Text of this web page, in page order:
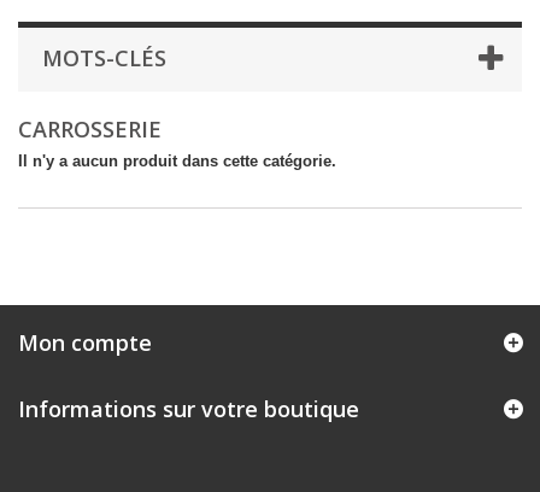
MOTS-CLÉS
CARROSSERIE
Il n'y a aucun produit dans cette catégorie.
Mon compte
Informations sur votre boutique